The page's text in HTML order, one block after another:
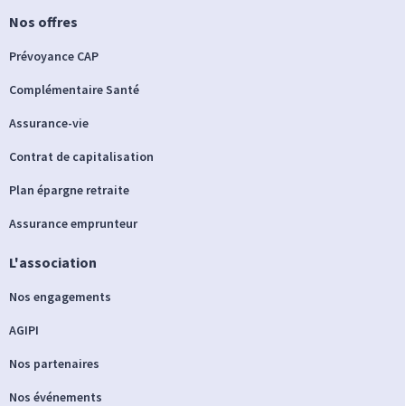
Nos offres
Prévoyance CAP
Complémentaire Santé
Assurance-vie
Contrat de capitalisation
Plan épargne retraite
Assurance emprunteur
L'association
Nos engagements
AGIPI
Nos partenaires
Nos événements